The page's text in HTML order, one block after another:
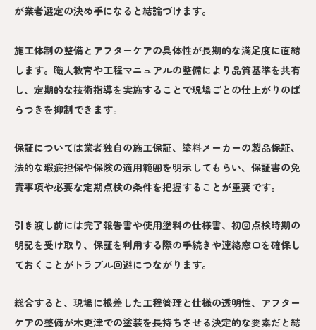
が業者選定の決め手になると結論づけます。
施工体制の整備とアフターケアの具体性が長期的な満足度に直結
します。職人教育や工程マニュアルの整備により品質基準を共有
し、定期的な技術指導を実施することで現場ごとの仕上がりのば
らつきを抑制できます。
保証については業者独自の施工保証、塗料メーカーの製品保証、
法的な瑕疵担保や保険の適用範囲を明示してもらい、保証書の免
責事項や必要な定期点検の条件を把握することが重要です。
引き渡し前には完了報告書や使用塗料の仕様書、初回点検時期の
明記を受け取り、保証を利用する際の手続きや連絡窓口を確保し
ておくことがトラブル回避につながります。
総合すると、現場に根差した工程管理と仕様の透明性、アフター
ケアの整備が木更津での塗装を長持ちさせる決定的な要素だと結